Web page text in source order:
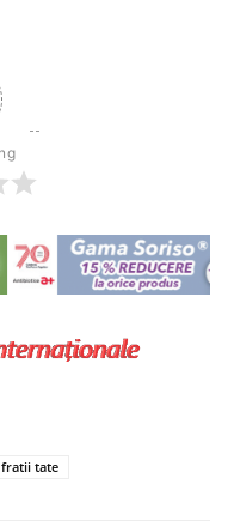
fratii tate